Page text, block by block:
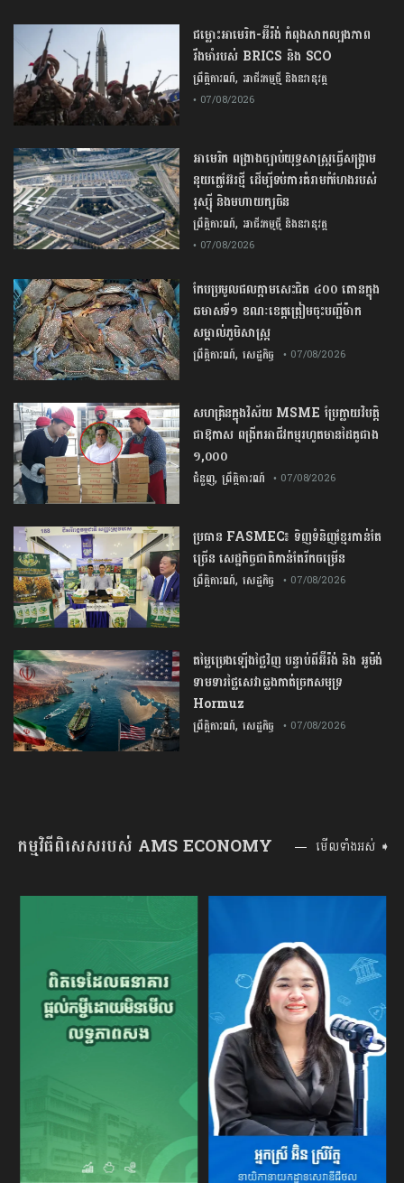
ជម្លោះ​អាមេរិក​-​អ៊ីរ៉ង់​ ​កំពុង​សាកល្បង​ភាព​
រឹងមាំ​របស់​ ​BRICS​ ​និង​ ​SCO​
ព្រឹត្តិការណ៍, អាជីវកម្មថ្មី និងនវានុវត្ត
• 07/08/2026
​អាមេរិក​ ពង្រាងច្បាប់​យុទ្ធសាស្ត្រ​ធ្វើ​សង្គ្រាម​
នុយក្លេអ៊ែរ​ថ្មី ដើម្បីទប់ការគំរាមកំហែងរបស់​
រុស្ស៊ី និងមហាយក្សចិន
ព្រឹត្តិការណ៍, អាជីវកម្មថ្មី និងនវានុវត្ត
• 07/08/2026
កែប​ប្រមូល​ផល​ក្តាម​សេះ​ជិត​ ​៤០០ ​តោន​ក្នុង​
ឆមាស​ទី​១​ ​ខណៈ​ខេត្ត​ត្រៀម​ចុះបញ្ជី​ម៉ាក​
សម្គាល់​ភូមិសាស្ត្រ​
ព្រឹត្តិការណ៍, សេដ្ឋកិច្ច • 07/08/2026
សហគ្រិនក្នុងវិស័យ MSME ប្រែក្លាយវិបត្តិ
ជាឱកាស ពង្រីកអាជីវកម្មរហូតមានដៃគូជាង
១,០០០
ជំនួញ,ព្រឹត្តិការណ៍ • 07/08/2026
ប្រធាន​​ ​FASMEC​៖​ ​ទិញ​ទំនិញ​ខ្មែរ​កាន់តែ​
ច្រើន​ ​សេដ្ឋកិច្ច​ជាតិ​កាន់តែ​រីកចម្រើន​
ព្រឹត្តិការណ៍, សេដ្ឋកិច្ច • 07/08/2026
តម្លៃប្រេងឡើងថ្លៃវិញ បន្ទាប់ពីអ៊ីរ៉ង់ និង អូម៉ង់
ទាមទារថ្លៃសេវាឆ្លងកាត់ច្រកសមុទ្រ
Hormuz
ព្រឹត្តិការណ៍, សេដ្ឋកិច្ច • 07/08/2026
កម្មវិធីពិសេសរបស់ AMS ECONOMY មើលទាំងអស់ ➧